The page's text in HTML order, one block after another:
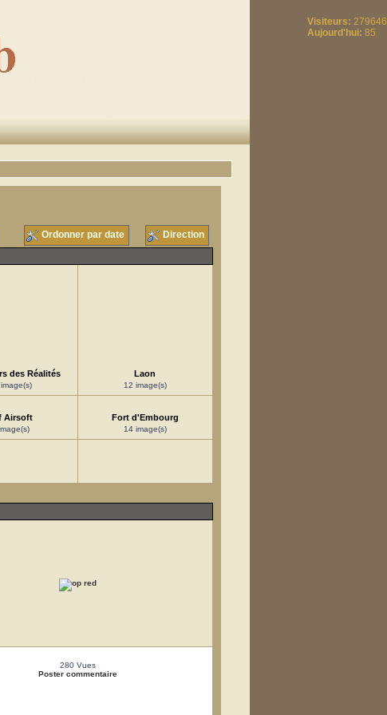
Visiteurs: 279646
Aujourd'hui: 85
Ordonner par date Direction
des Réalités Laon
12 image(s)
Airsoft Fort d'Embourg
14 image(s)
280 Vues
Poster commentaire